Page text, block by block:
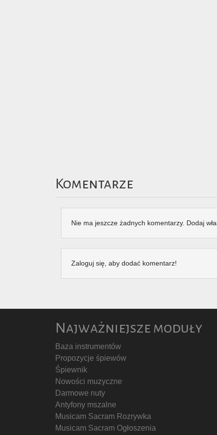
Komentarze
Nie ma jeszcze żadnych komentarzy. Dodaj
Zaloguj się, aby dodać komentarz!
Najważniejsze moduły
Baza instrumentów
Propozycje śpiewów
Śpiewnik
Nowości muzyczne
Darmowe nuty
Antyfony mszalne
Musicam Sacram Rozrywka
Musicam Sacram Ogłoszenia